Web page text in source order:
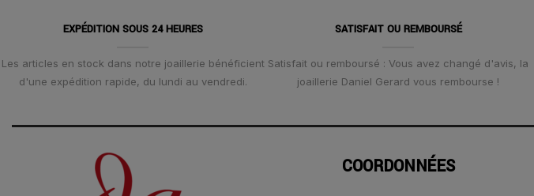
EXPÉDITION SOUS 24 HEURES
Les articles en stock dans notre joaillerie bénéficient
d'une expédition rapide, du lundi au vendredi.
SATISFAIT OU REMBOURSÉ
Satisfait ou remboursé : Vous avez changé d'avis, la
joaillerie Daniel Gerard vous rembourse !
COORDONNÉES